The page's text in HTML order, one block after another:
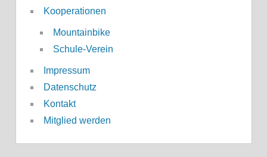
Kooperationen
Mountainbike
Schule-Verein
Impressum
Datenschutz
Kontakt
Mitglied werden